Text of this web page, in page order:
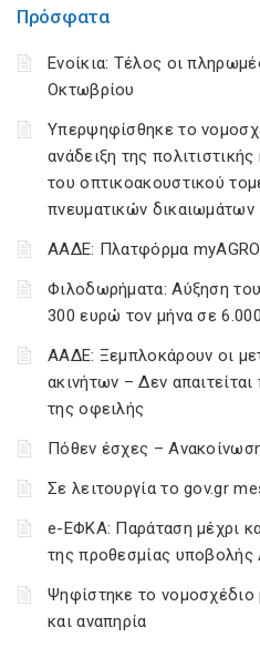
Πρόσφατα
Ενοίκια: Τέλος οι
Οκτωβρίου
Υπερψηφίσθηκε το
ανάδειξη της
του οπτικοακουστικού
πνευματικών δικαιωμάτων
ΑΑΔΕ: Πλατφόρμα myAGRO
Φιλοδωρήματα: Αύξηση
300 ευρώ τον μήνα σε
ΑΑΔΕ: Ξεμπλοκάρουν οι
ακινήτων – Δεν
της οφειλής
Πόθεν έσχες –
Σε λειτουργία το gov.gr
e-ΕΦΚΑ: Παράταση μέχρι
της προθεσμίας
Ψηφίστηκε το νομοσχέδιο
και αναπηρία